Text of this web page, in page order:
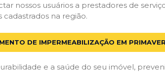
nossos usuários a prestadores de
cadastrados na região.
DE IMPERMEABILIZAÇÃO EM
e a saúde do seu imóvel,